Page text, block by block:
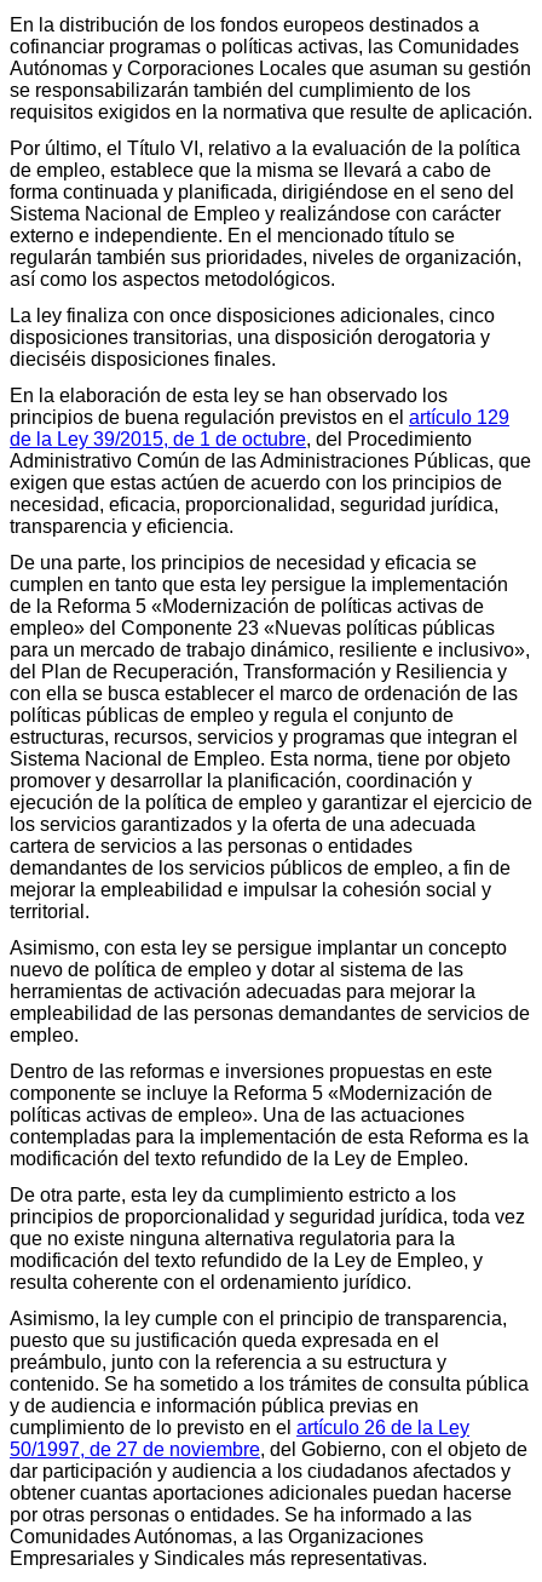
En la distribución de los fondos europeos destinados a
cofinanciar programas o políticas activas, las Comunidades
Autónomas y Corporaciones Locales que asuman su gestión
se responsabilizarán también del cumplimiento de los
requisitos exigidos en la normativa que resulte de aplicación.
Por último, el Título VI, relativo a la evaluación de la política
de empleo, establece que la misma se llevará a cabo de
forma continuada y planificada, dirigiéndose en el seno del
Sistema Nacional de Empleo y realizándose con carácter
externo e independiente. En el mencionado título se
regularán también sus prioridades, niveles de organización,
así como los aspectos metodológicos.
La ley finaliza con once disposiciones adicionales, cinco
disposiciones transitorias, una disposición derogatoria y
dieciséis disposiciones finales.
En la elaboración de esta ley se han observado los
principios de buena regulación previstos en el artículo 129
de la Ley 39/2015, de 1 de octubre, del Procedimiento
Administrativo Común de las Administraciones Públicas, que
exigen que estas actúen de acuerdo con los principios de
necesidad, eficacia, proporcionalidad, seguridad jurídica,
transparencia y eficiencia.
De una parte, los principios de necesidad y eficacia se
cumplen en tanto que esta ley persigue la implementación
de la Reforma 5 «Modernización de políticas activas de
empleo» del Componente 23 «Nuevas políticas públicas
para un mercado de trabajo dinámico, resiliente e inclusivo»,
del Plan de Recuperación, Transformación y Resiliencia y
con ella se busca establecer el marco de ordenación de las
políticas públicas de empleo y regula el conjunto de
estructuras, recursos, servicios y programas que integran el
Sistema Nacional de Empleo. Esta norma, tiene por objeto
promover y desarrollar la planificación, coordinación y
ejecución de la política de empleo y garantizar el ejercicio de
los servicios garantizados y la oferta de una adecuada
cartera de servicios a las personas o entidades
demandantes de los servicios públicos de empleo, a fin de
mejorar la empleabilidad e impulsar la cohesión social y
territorial.
Asimismo, con esta ley se persigue implantar un concepto
nuevo de política de empleo y dotar al sistema de las
herramientas de activación adecuadas para mejorar la
empleabilidad de las personas demandantes de servicios de
empleo.
Dentro de las reformas e inversiones propuestas en este
componente se incluye la Reforma 5 «Modernización de
políticas activas de empleo». Una de las actuaciones
contempladas para la implementación de esta Reforma es la
modificación del texto refundido de la Ley de Empleo.
De otra parte, esta ley da cumplimiento estricto a los
principios de proporcionalidad y seguridad jurídica, toda vez
que no existe ninguna alternativa regulatoria para la
modificación del texto refundido de la Ley de Empleo, y
resulta coherente con el ordenamiento jurídico.
Asimismo, la ley cumple con el principio de transparencia,
puesto que su justificación queda expresada en el
preámbulo, junto con la referencia a su estructura y
contenido. Se ha sometido a los trámites de consulta pública
y de audiencia e información pública previas en
cumplimiento de lo previsto en el artículo 26 de la Ley
50/1997, de 27 de noviembre, del Gobierno, con el objeto de
dar participación y audiencia a los ciudadanos afectados y
obtener cuantas aportaciones adicionales puedan hacerse
por otras personas o entidades. Se ha informado a las
Comunidades Autónomas, a las Organizaciones
Empresariales y Sindicales más representativas.